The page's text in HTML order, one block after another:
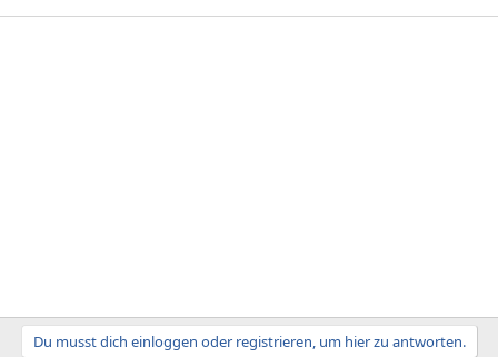
Du musst dich einloggen oder registrieren, um hier zu antworten.